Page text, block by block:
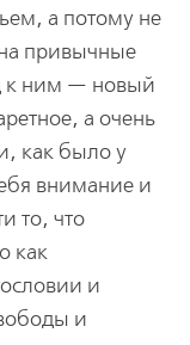
а потому не
привычные
к ним — новый
а очень
как было у
внимание и
то, что
как
и
и